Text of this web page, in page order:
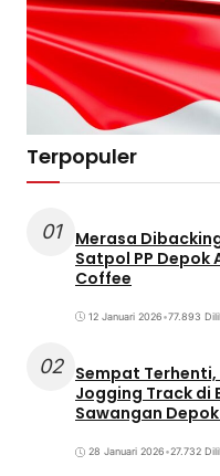
Terpopuler
01
Merasa
Satpol PP Depok
Coffee
12 Januari 2026•77.893
02 Sempat
Jogging Track di
Sawangan
28 Januari 2026•27.732